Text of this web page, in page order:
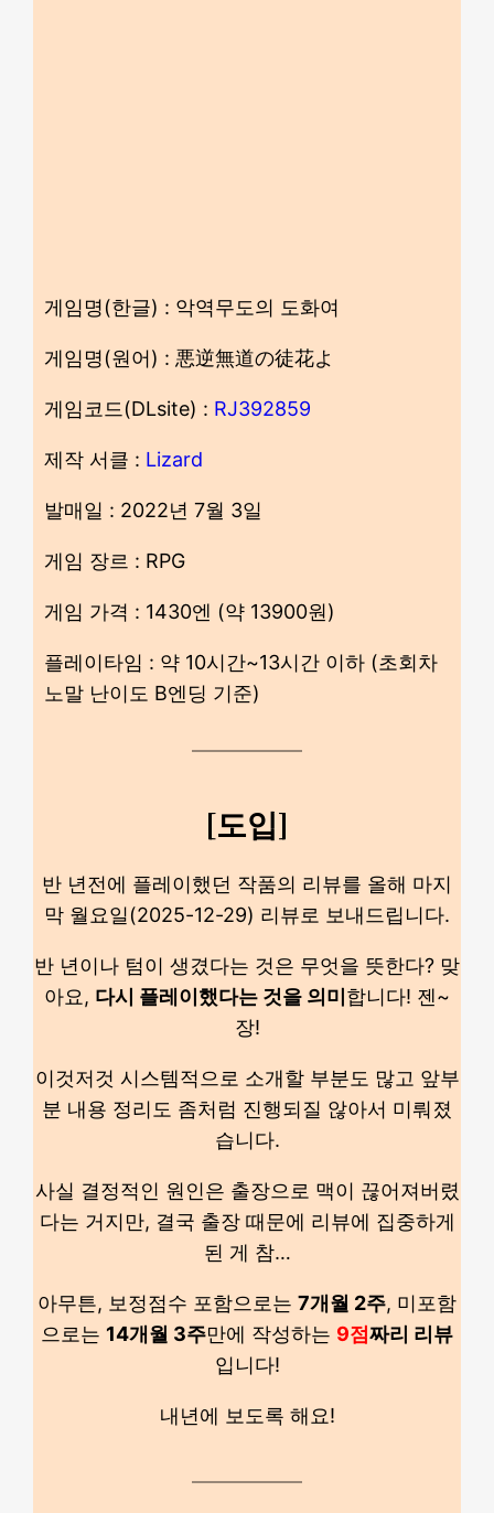
게임명(한글) : 악역무도의 도화여
게임명(원어) : 悪逆無道の徒花よ
게임코드(DLsite) : RJ392859
제작 서클 : Lizard
발매일 : 2022년 7월 3일
게임 장르 : RPG
게임 가격 : 1430엔 (약 13900원)
플레이타임 : 약 10시간~13시간 이하 (초회차
노말 난이도 B엔딩 기준)
[도입]
반 년전에 플레이했던 작품의 리뷰를 올해 마지
막 월요일(2025-12-29) 리뷰로 보내드립니다.
반 년이나 텀이 생겼다는 것은 무엇을 뜻한다? 맞
아요, 다시 플레이했다는 것을 의미 합니다! 젠~
장!
이것저것 시스템적으로 소개할 부분도 많고 앞부
분 내용 정리도 좀처럼 진행되질 않아서 미뤄졌
습니다.
사실 결정적인 원인은 출장으로 맥이 끊어져버렸
다는 거지만, 결국 출장 때문에 리뷰에 집중하게
된 게 참…
아무튼, 보정점수 포함으로는 7개월 2주, 미포함
으로는 14개월 3주만에 작성하는 9점짜리 리뷰
입니다!
내년에 보도록 해요!